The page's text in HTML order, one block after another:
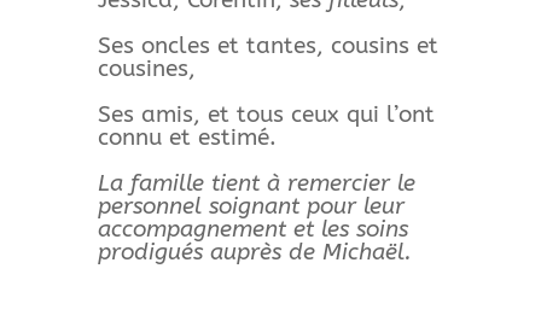
Ses oncles et tantes, cousins et
cousines,
Ses amis, et tous ceux qui l’ont
connu et estimé.
La famille tient à remercier le
personnel soignant pour leur
accompagnement et les soins
prodigués auprès de Michaël.